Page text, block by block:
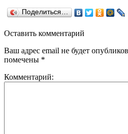
Поделиться…
Оставить комментарий
Ваш адрес email не будет
помечены *
Комментарий: